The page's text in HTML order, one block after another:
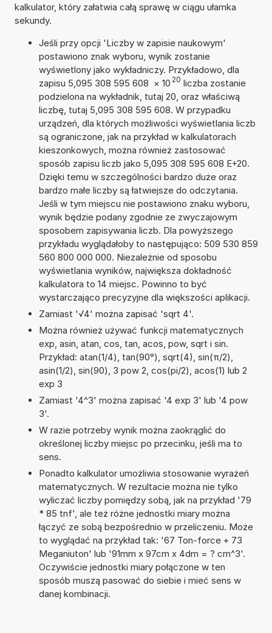
kalkulator, który załatwia całą sprawę w ciągu ułamka
sekundy.
Jeśli przy opcji 'Liczby w zapisie naukowym'
postawiono znak wyboru, wynik zostanie
wyświetlony jako wykładniczy. Przykładowo, dla
zapisu 5,095 308 595 608 × 10 20 liczba zostanie
podzielona na wykładnik, tutaj 20, oraz właściwą
liczbę, tutaj 5,095 308 595 608. W przypadku
urządzeń, dla których możliwości wyświetlania liczb
są ograniczone, jak na przykład w kalkulatorach
kieszonkowych, można również zastosować
sposób zapisu liczb jako 5,095 308 595 608 E+20.
Dzięki temu w szczególności bardzo duże oraz
bardzo małe liczby są łatwiejsze do odczytania.
Jeśli w tym miejscu nie postawiono znaku wyboru,
wynik będzie podany zgodnie ze zwyczajowym
sposobem zapisywania liczb. Dla powyższego
przykładu wyglądałoby to następująco: 509 530 859
560 800 000 000. Niezależnie od sposobu
wyświetlania wyników, największa dokładność
kalkulatora to 14 miejsc. Powinno to być
wystarczająco precyzyjne dla większości aplikacji.
Zamiast '√4' można zapisać 'sqrt 4'.
Można również używać funkcji matematycznych
exp, asin, atan, cos, tan, acos, pow, sqrt i sin.
Przykład: atan(1/4), tan(90°), sqrt(4), sin(π/2),
asin(1/2), sin(90), 3 pow 2, cos(pi/2), acos(1) lub 2
exp 3
Zamiast '4^3' można zapisać '4 exp 3' lub '4 pow
3'.
W razie potrzeby wynik można zaokrąglić do
określonej liczby miejsc po przecinku, jeśli ma to
sens.
Ponadto kalkulator umożliwia stosowanie wyrażeń
matematycznych. W rezultacie można nie tylko
wyliczać liczby pomiędzy sobą, jak na przykład '79
* 85 tnf', ale też różne jednostki miary można
łączyć ze sobą bezpośrednio w przeliczeniu. Może
to wyglądać na przykład tak: '67 Ton-force + 73
Meganiuton' lub '91mm x 97cm x 4dm = ? cm^3'.
Oczywiście jednostki miary połączone w ten
sposób muszą pasować do siebie i mieć sens w
danej kombinacji.